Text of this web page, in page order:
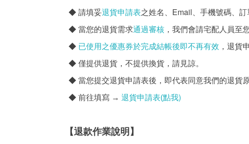
◆ 請填妥退貨申請表之姓名、 Email 、手機號碼、
◆ 當您的退貨需求通過審核 ，我們會請宅配人員至
◆ 已使用之優惠券於完成結帳後即不再有效 ，退貨
◆ 僅提供退貨，不提供換貨，請見諒。
◆ 當您提交退貨申請表後，即代表同意我們的退貨
◆ 前往填寫 → 退貨申請表(點我)
【退款作業說明】